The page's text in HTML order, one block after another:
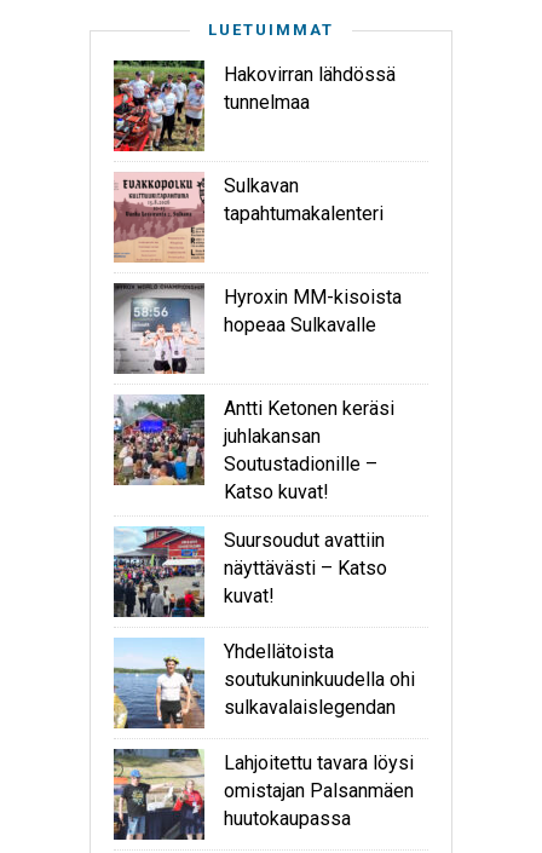
LUETUIMMAT
Hakovirran lähdössä
tunnelmaa
Sulkavan
tapahtumakalenteri
Hyroxin MM-kisoista
hopeaa Sulkavalle
Antti Ketonen keräsi
juhlakansan
Soutustadionille –
Katso kuvat!
Suursoudut avattiin
näyttävästi – Katso
kuvat!
Yhdellätoista
soutukuninkuudella ohi
sulkavalaislegendan
Lahjoitettu tavara löysi
omistajan Palsanmäen
huutokaupassa